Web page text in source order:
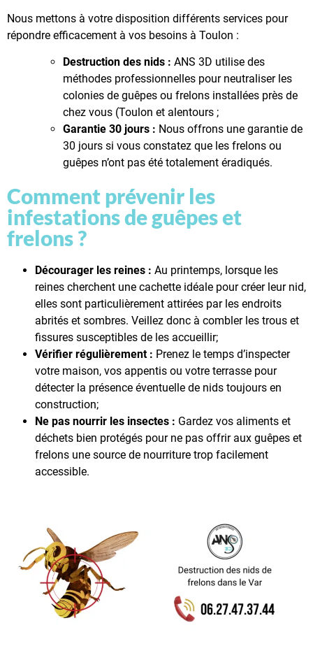
Nous mettons à votre disposition différents services pour
répondre efficacement à vos besoins à Toulon :
Destruction des nids : ANS 3D utilise des
méthodes professionnelles pour neutraliser les
colonies de guêpes ou frelons installées près de
chez vous (Toulon et alentours ;
Garantie 30 jours : Nous offrons une garantie de
30 jours si vous constatez que les frelons ou
guêpes n’ont pas été totalement éradiqués.
Comment prévenir les
infestations de guêpes et
frelons ?
Décourager les reines : Au printemps, lorsque les
reines cherchent une cachette idéale pour créer leur nid,
elles sont particulièrement attirées par les endroits
abrités et sombres. Veillez donc à combler les trous et
fissures susceptibles de les accueillir;
Vérifier régulièrement : Prenez le temps d’inspecter
votre maison, vos appentis ou votre terrasse pour
détecter la présence éventuelle de nids toujours en
construction;
Ne pas nourrir les insectes : Gardez vos aliments et
déchets bien protégés pour ne pas offrir aux guêpes et
frelons une source de nourriture trop facilement
accessible.